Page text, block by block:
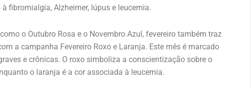
fibromialgia, Alzheimer, lúpus e leucemia.
o Outubro Rosa e o Novembro Azul, fevereiro também traz
a campanha Fevereiro Roxo e Laranja. Este mês é marcado
e crônicas. O roxo simboliza a conscientização sobre o
o laranja é a cor associada à leucemia.